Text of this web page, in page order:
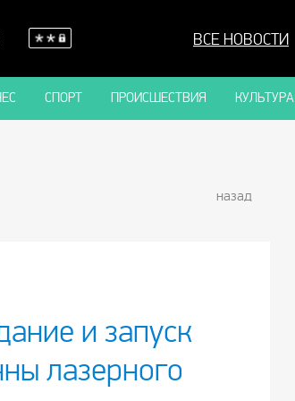
ВСЕ НОВОСТИ
СПОРТ ПРОИСШЕСТВИЯ КУЛЬТУРА
назад
и запуск
лазерного